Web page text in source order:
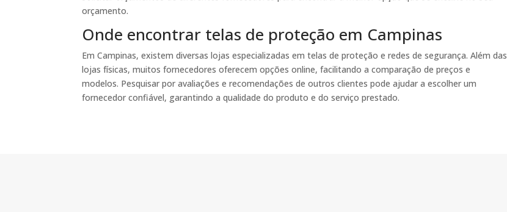
orçamento.
Onde encontrar telas de proteção em Campinas
Em Campinas, existem diversas lojas especializadas em telas de proteção e redes de segurança. Além das
lojas físicas, muitos fornecedores oferecem opções online, facilitando a comparação de preços e
modelos. Pesquisar por avaliações e recomendações de outros clientes pode ajudar a escolher um
fornecedor confiável, garantindo a qualidade do produto e do serviço prestado.